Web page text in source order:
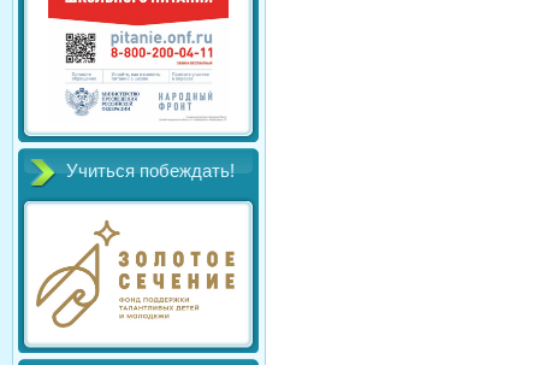
Учиться побеждать!